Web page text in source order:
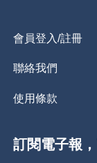
會員登入/註冊
聯絡我們
使用條款
訂閱電子報